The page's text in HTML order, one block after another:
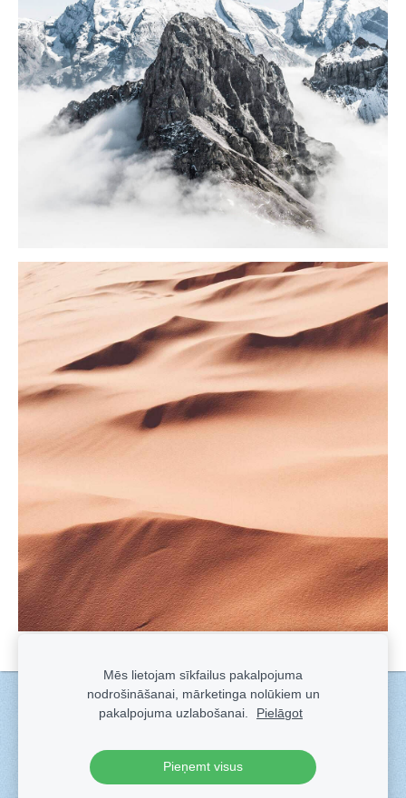
Sīkdatnes
Veidots arSadarbe- labo mājas lapu ģeneratoru.
Mēs lietojam sīkfailus pakalpojuma
nodrošināšanai, mārketinga nolūkiem un
pakalpojuma uzlabošanai.
Pielāgot
Pieņemt visus